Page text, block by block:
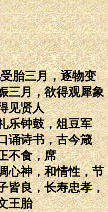
胎三月，逐物变
三月，欲得观犀象
见贤人
乐钟鼓，俎豆军
诵诗书，古今箴
不食，席
心神，和情性，节
皆良，长寿忠孝，
王胎